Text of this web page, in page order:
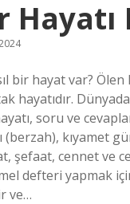
Hayatı
bir hayat var?
hayatıdır.
soru ve
(berzah), kıyamet
şefaat, cennet ve
defteri yapmak
ve…